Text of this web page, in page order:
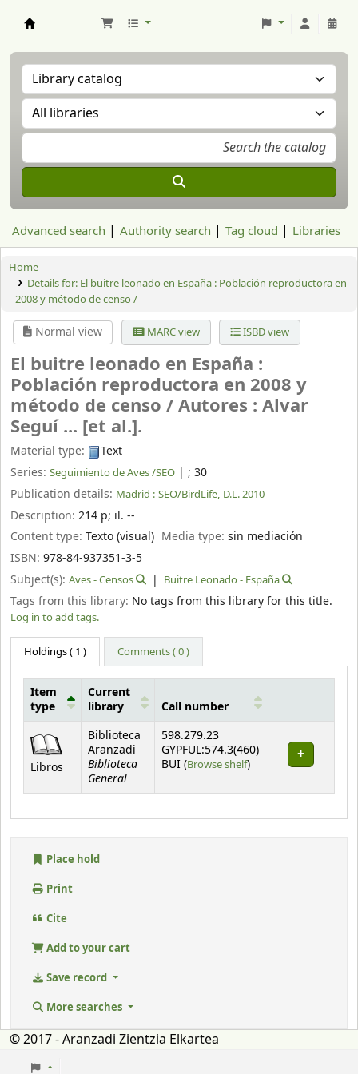
Advanced search Authority search Tag cloud Libraries
Home
Details for: El buitre leonado en España : Población reproductora en
2008 y método de censo /
Normal view MARC view ISBD view
El buitre leonado en España :
Población reproductora en 2008 y
método de censo /Autores : Alvar
Seguí ... [et al.].
Material type:
Text
Series: Seguimiento de Aves /SEO | ; 30
Publication details: Madrid : SEO/BirdLife, D.L. 2010
Description: 214 p; il. --
Content type: Texto (visual) Media type:sin mediación
ISBN: 978-84-937351-3-5
Subject(s): Aves - Censos Buitre Leonado - España
Tags from this library: No tags from this library for this title.
Log in to add tags.
Holdings( 1 ) Comments ( 0 )
Item
type
Current
library
Call number
Libros
Biblioteca
Aranzadi
Biblioteca
General
598.279.23
GYPFUL:574.3(460)
BUI (Browse shelf(Opens below)
)
Place hold
Print
Cite
Add to your cart
Save record
More searches
© 2017 - Aranzadi Zientzia Elkartea